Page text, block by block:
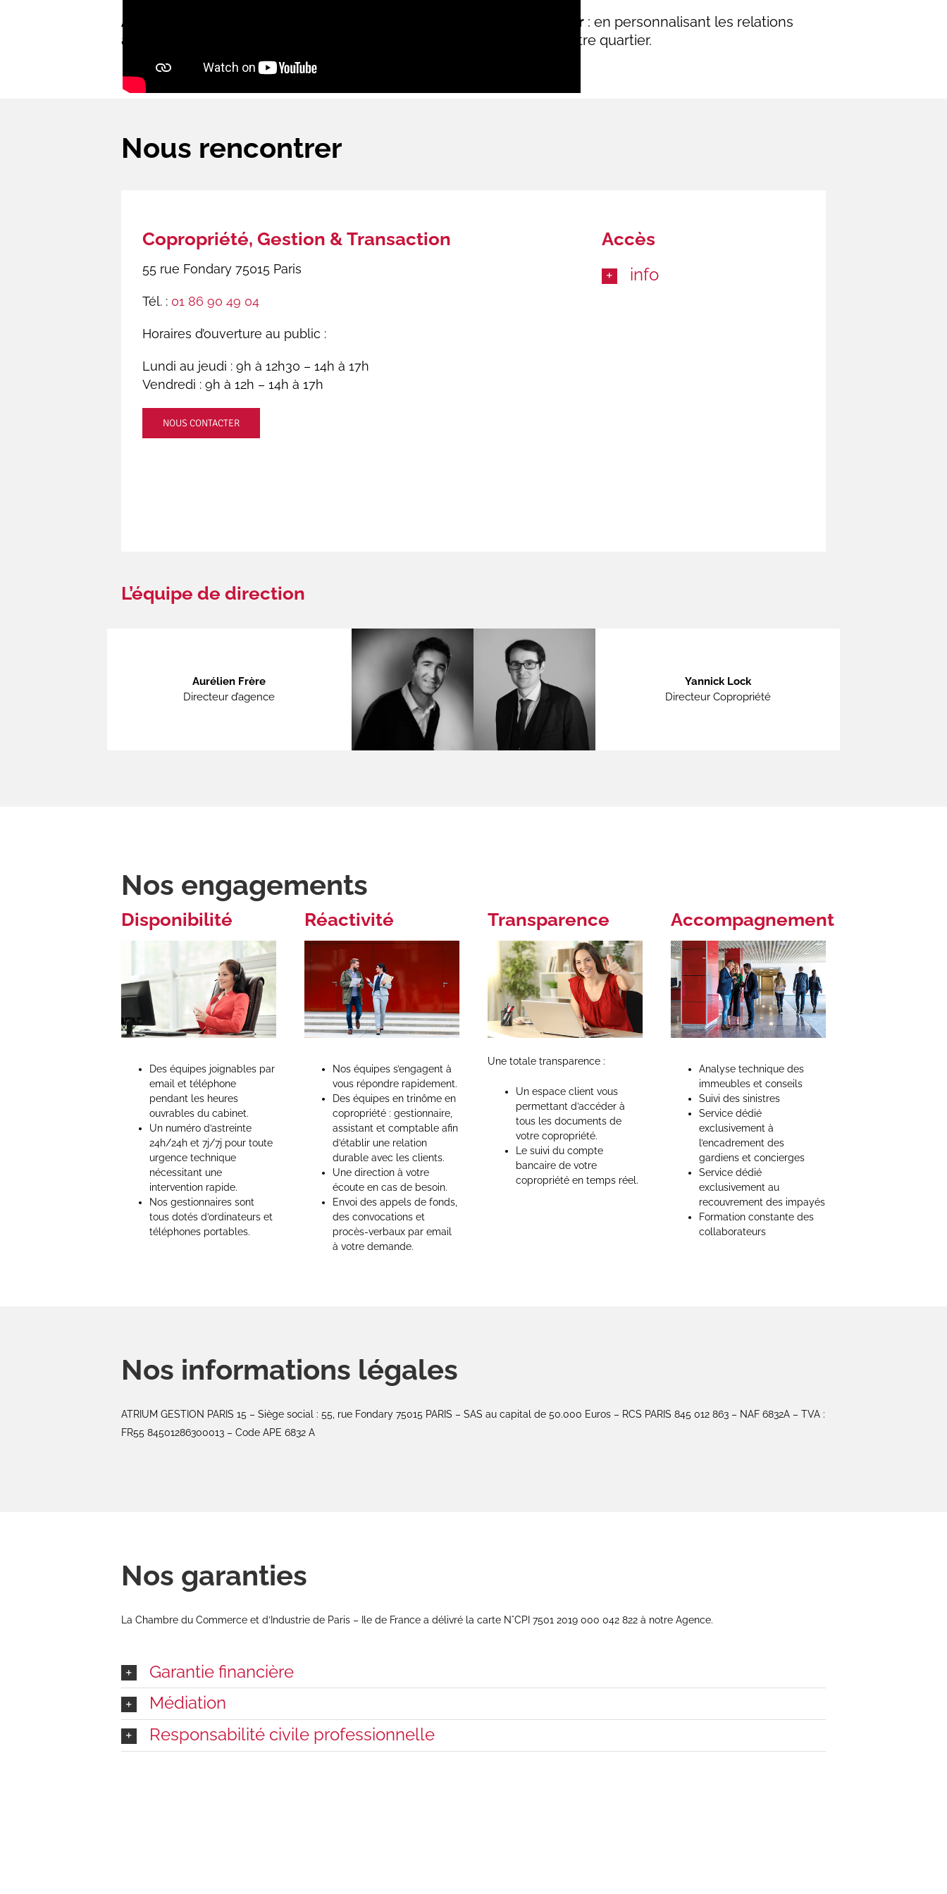
Atrium Gestion Paris 15 exerce les métiers de l’immobilier avec cœur: en personnalisant les relations
avec ses partenaires et clients, en s’intégrant à 100 % dans la vie de votre quartier.
Nous rencontrer
Copropriété, Gestion & Transaction
55 rue Fondary 75015 Paris
Tél. : 01 86 90 49 04
Horaires d’ouverture au public :
Lundi au jeudi : 9h à 12h30 – 14h à 17h
Vendredi : 9h à 12h – 14h à 17h
NOUS CONTACTER
Accès
info
L’équipe de direction
Aurélien Frère
Directeur d’agence
Yannick Lock
Directeur Copropriété
Nos engagements
Disponibilité
Des équipes joignables par
email et téléphone
pendant les heures
ouvrables du cabinet.
Un numéro d’astreinte
24h/24h et 7j/7j pour toute
urgence technique
nécessitant une
intervention rapide.
Nos gestionnaires sont
tous dotés d’ordinateurs et
téléphones portables.
Réactivité
Nos équipes s’engagent à
vous répondre rapidement.
Des équipes en trinôme en
copropriété : gestionnaire,
assistant et comptable afin
d’établir une relation
durable avec les clients.
Une direction à votre
écoute en cas de besoin.
Envoi des appels de fonds,
des convocations et
procès-verbaux par email
à votre demande.
Transparence
Une totale transparence :
Un espace client vous
permettant d’accéder à
tous les documents de
votre copropriété.
Le suivi du compte
bancaire de votre
copropriété en temps réel.
Accompagnement
Analyse technique des
immeubles et conseils
Suivi des sinistres
Service dédié
exclusivement à
l’encadrement des
gardiens et concierges
Service dédié
exclusivement au
recouvrement des impayés
Formation constante des
collaborateurs
Nos informations légales
ATRIUM GESTION PARIS 15 – Siège social : 55, rue Fondary 75015 PARIS – SAS au capital de 50.000 Euros – RCS PARIS 845 012 863 – NAF 6832A – TVA :
FR55 84501286300013 – Code APE 6832 A
Nos garanties
La Chambre du Commerce et d’Industrie de Paris – Ile de France a délivré la carte N°CPI 7501 2019 000 042 822 à notre Agence.
Garantie financière
Médiation
Responsabilité civile professionnelle